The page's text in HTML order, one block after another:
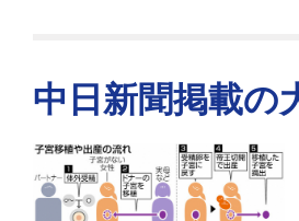
中日新聞掲載の